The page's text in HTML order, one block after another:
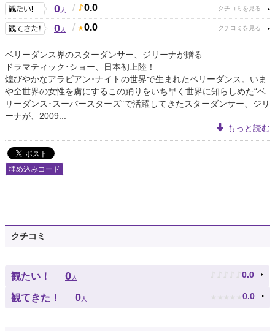
0人 / 0.0
0人 / 0.0
ベリーダンス界のスターダンサー、ジリーナが贈る
ドラマティック･ショー、日本初上陸！
煌びやかなアラビアン･ナイトの世界で生まれたベリーダンス。いま
や全世界の女性を虜にするこの踊りをいち早く世界に知らしめた“ベ
リーダンス･スーパースターズ"で活躍してきたスターダンサー、ジリ
ーナが、2009...
もっと読む
埋め込みコード
クチコミ
観たい！ 0人 ♪ ♪ ♪ ♪ ♪ 0.0
観てきた！ 0人 ★ ★ ★ ★ ★ 0.0